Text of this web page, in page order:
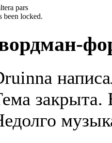
pars
been locked.
закрыта.